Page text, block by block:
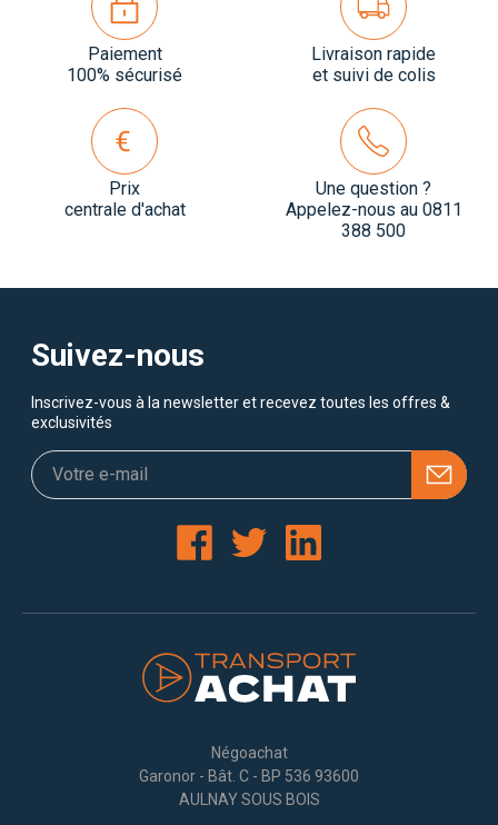
Paiement
100% sécurisé
Livraison rapide
et suivi de colis
Prix
centrale d'achat
Une question ?
Appelez-nous au 0811
388 500
Suivez-nous
Inscrivez-vous à la newsletter et recevez toutes les offres &
exclusivités
Négoachat
Garonor - Bât. C - BP 536 93600
AULNAY SOUS BOIS